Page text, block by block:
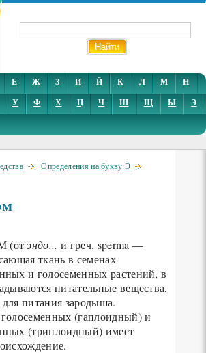
Е Ж З И Й К Л М
Н
У Ф Х Ц Ч Ш Щ Ы
Э
Определения на букву Э
(отэндо...и греч. sperma —
ткань в семенах
и голосеменных растений, в
питательные вещества,
питания зародыша.
(гаплоидный) и
(триплоидный) имеет